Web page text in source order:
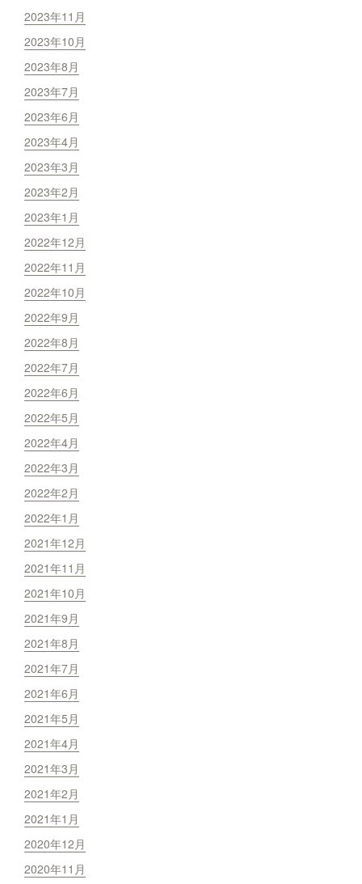
2023年11月
2023年10月
2023年8月
2023年7月
2023年6月
2023年4月
2023年3月
2023年2月
2023年1月
2022年12月
2022年11月
2022年10月
2022年9月
2022年8月
2022年7月
2022年6月
2022年5月
2022年4月
2022年3月
2022年2月
2022年1月
2021年12月
2021年11月
2021年10月
2021年9月
2021年8月
2021年7月
2021年6月
2021年5月
2021年4月
2021年3月
2021年2月
2021年1月
2020年12月
2020年11月